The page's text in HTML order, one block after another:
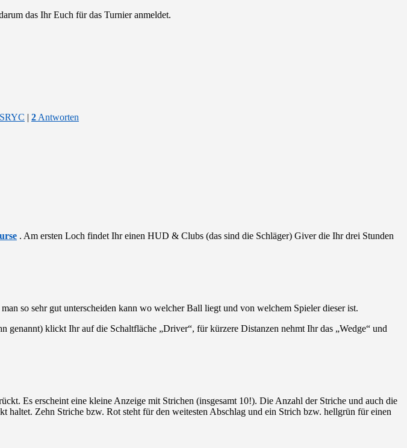
das Ihr Euch für das Turnier anmeldet.
SRYC | 2 Antworten
. Am ersten Loch findet Ihr einen HUD & Clubs (das sind die Schläger) Giver die Ihr drei Stunden
so sehr gut unterscheiden kann wo welcher Ball liegt und von welchem Spieler dieser ist.
klickt Ihr auf die Schaltfläche „Driver“, für kürzere Distanzen nehmt Ihr das „Wedge“ und
Es erscheint eine kleine Anzeige mit Strichen (insgesamt 10!). Die Anzahl der Striche und auch die
haltet. Zehn Striche bzw. Rot steht für den weitesten Abschlag und ein Strich bzw. hellgrün für einen